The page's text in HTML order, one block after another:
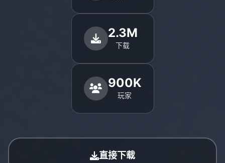
2.3M
下载
900K
玩家
直接下载